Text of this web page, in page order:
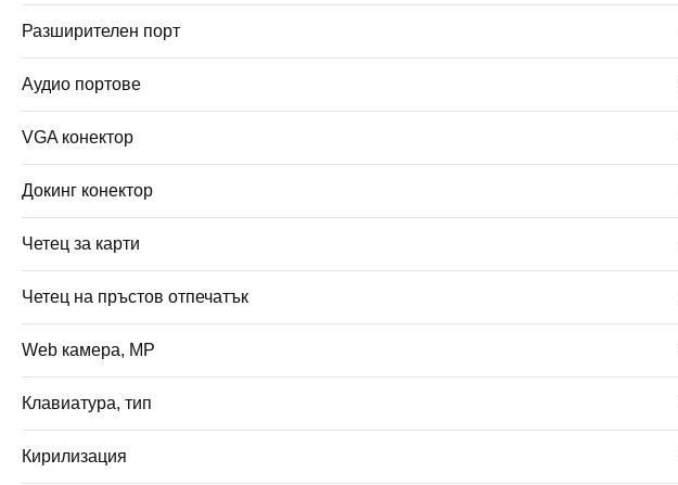
Разширителен порт
Аудио портове
VGA конектор
Докинг конектор
Четец за карти
Четец на пръстов отпечатък
Web камера, MP
Клавиатура, тип
Кирилизация